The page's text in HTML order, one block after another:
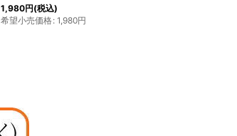
1,980円(税込)
希望小売価格: 1,980円